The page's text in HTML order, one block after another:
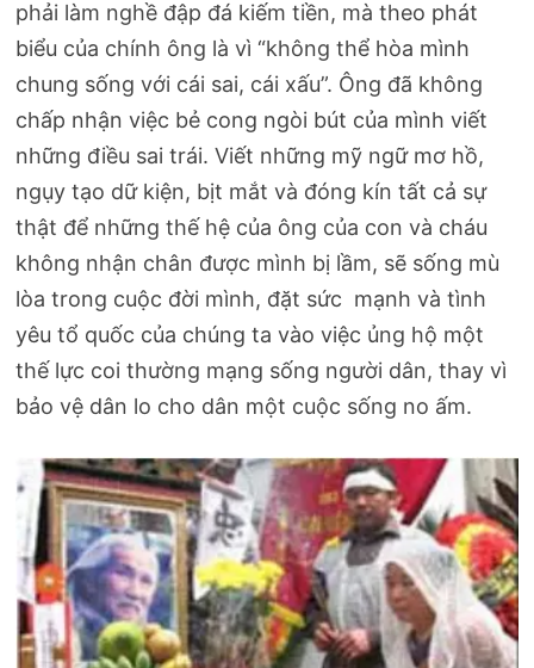
phải làm nghề đập đá kiếm tiền, mà theo phát
biểu của chính ông là vì “không thể hòa mình
chung sống với cái sai, cái xấu”. Ông đã không
chấp nhận việc bẻ cong ngòi bút của mình viết
những điều sai trái. Viết những mỹ ngữ mơ hồ,
ngụy tạo dữ kiện, bịt mắt và đóng kín tất cả sự
thật để những thế hệ của ông của con và cháu
không nhận chân được mình bị lầm, sẽ sống mù
lòa trong cuộc đời mình, đặt sức mạnh và tình
yêu tổ quốc của chúng ta vào việc ủng hộ một
thế lực coi thường mạng sống người dân, thay vì
bảo vệ dân lo cho dân một cuộc sống no ấm.